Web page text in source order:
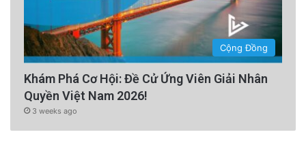
Cộng Đồng
Khám Phá Cơ Hội: Đề Cử Ứng Viên Giải Nhân
Quyền Việt Nam 2026!
3 weeks ago